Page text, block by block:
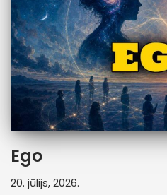
Ego
20. jūlijs, 2026.